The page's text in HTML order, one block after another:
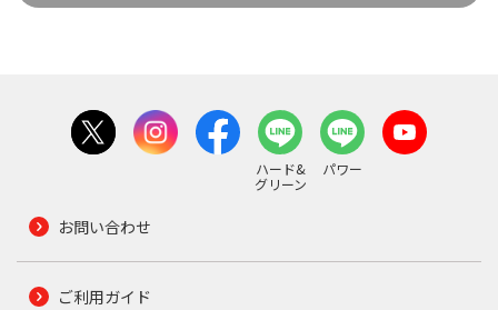
ハード&
グリーン
パワー
お問い合わせ
ご利用ガイド